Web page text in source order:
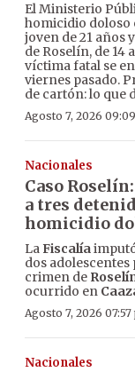
El Ministerio
homicidio doloso
joven de 21 años
de Roselín, de 14
víctima fatal se
viernes pasado.
de cartón: lo que
Agosto 7, 2026
Nacionales
Caso
a tres
homicidio
LaFiscalía
dos adolescentes
crimen de
ocurrido en
Agosto 7, 2026 07:57
Nacionales